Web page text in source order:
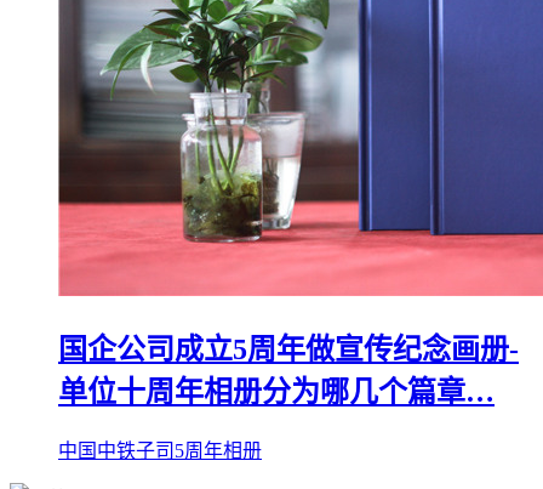
国企公司成立5周年做宣传纪念画册-
单位十周年相册分为哪几个篇章…
中国中铁子司5周年相册